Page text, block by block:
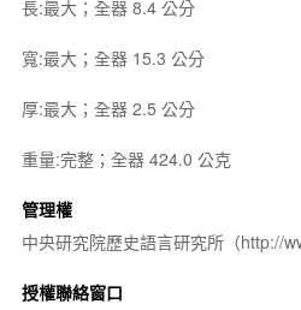
長:最大；全器 8.4 公分
寬:最大；全器 15.3 公分
厚:最大；全器 2.5 公分
重量:完整；全器 424.0 公克
管理權
中央研究院歷史語言研究所（http://
授權聯絡窗口